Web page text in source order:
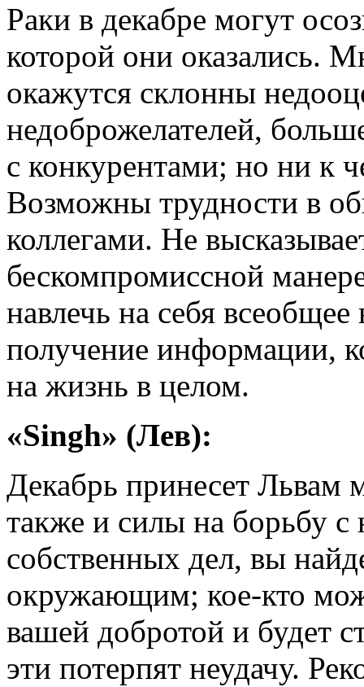
Раки в декабре могут
которой они оказались.
окажутся склонны
недоброжелателей,
с конкурентами; но ни к
Возможны трудности в
коллегами. Не
бескомпромиссной
навлечь на себя
получение информации,
на жизнь в целом.
«Singh» (Лев):
Декабрь принесет Львам
также и силы на борьбу с
собственных дел, вы
окружающим; кое-кто
вашей добротой и будет
эти потерпят неудачу.